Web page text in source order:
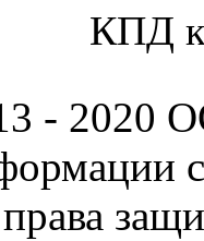
КПД
- 2020